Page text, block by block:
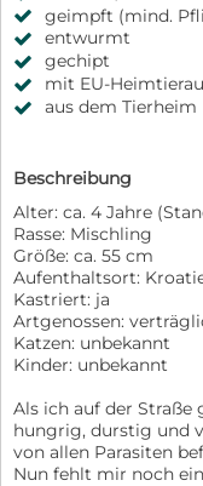
geimpft (mind.
entwurmt
gechipt
mit EU-
aus dem Tierheim
Beschreibung
Alter: ca. 4 Jahre
Rasse: Mischling
Größe: ca. 55 cm
Aufenthaltsort:
Kastriert: ja
Artgenossen:
Katzen: unbekannt
Kinder: unbekannt
Als ich auf der Straße
hungrig, durstig und
von allen Parasiten
Nun fehlt mir noch